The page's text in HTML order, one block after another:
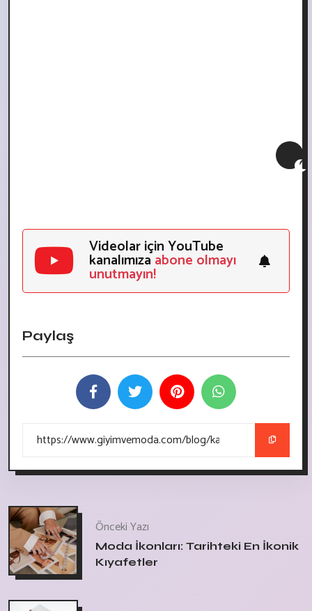
Videolar için YouTube
kanalımızaabone olmayı
unutmayın!
Paylaş
Önceki Yazı
Moda İkonları: Tarihteki En İkonik
Kıyafetler